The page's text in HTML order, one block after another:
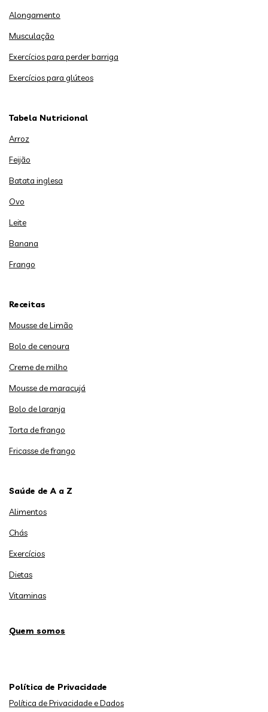
Alongamento
Musculação
Exercícios para perder barriga
Exercícios para glúteos
Tabela Nutricional
Arroz
Feijão
Batata inglesa
Ovo
Leite
Banana
Frango
Receitas
Mousse de Limão
Bolo de cenoura
Creme de milho
Mousse de maracujá
Bolo de laranja
Torta de frango
Fricasse de frango
Saúde de A a Z
Alimentos
Chás
Exercícios
Dietas
Vitaminas
Quem somos
Política de Privacidade
Política de Privacidade e Dados